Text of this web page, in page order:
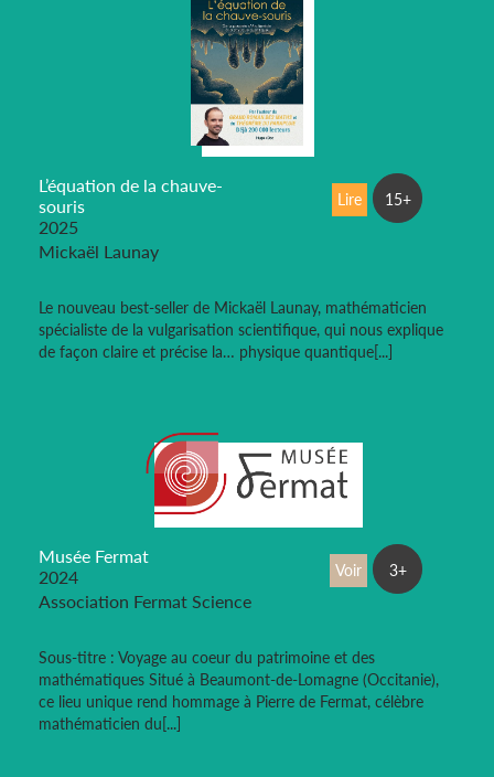
L’équation de la chauve-
souris
2025
Mickaël Launay
Le nouveau best-seller de Mickaël Launay, mathématicien
spécialiste de la vulgarisation scientifique, qui nous explique
de façon claire et précise la… physique quantique[...]
Lire 15+
Musée Fermat
2024
Association Fermat Science
Sous-titre : Voyage au coeur du patrimoine et des
mathématiques Situé à Beaumont-de-Lomagne (Occitanie),
ce lieu unique rend hommage à Pierre de Fermat, célèbre
mathématicien du[...]
Voir 3+